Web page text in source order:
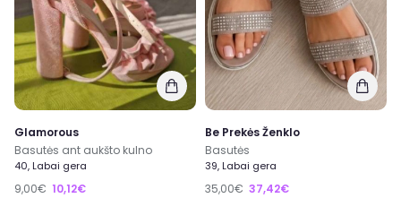
Glamorous
Basutės ant aukšto kulno
40, Labai gera
9,00€ 10,12€
Be Prekės Ženklo
Basutės
39, Labai gera
35,00€ 37,42€